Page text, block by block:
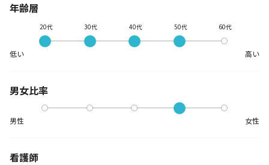
年齢層
低い
20代 30代 40代 50代 60代
高い
男女比率
男性 女性
看護師